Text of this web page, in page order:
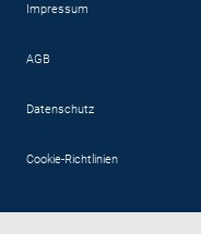
Impressum
AGB
Datenschutz
Cookie-Richtlinien